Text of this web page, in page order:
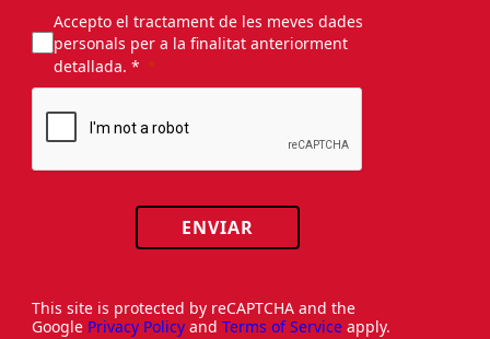
Accepto el tractament de les meves dades
personals per a la finalitat anteriorment
detallada. *
ENVIAR
This site is protected by reCAPTCHA and the
Google Privacy Policy and Terms of Service apply.